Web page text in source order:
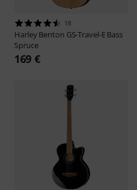
18
Harley Benton GS-Travel-E Bass
Spruce
169 €